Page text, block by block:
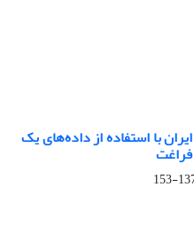
با استفاده از داده‌های یک
فراغت
137-